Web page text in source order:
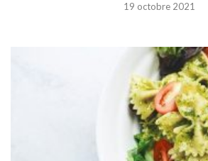
19 octobre 2021